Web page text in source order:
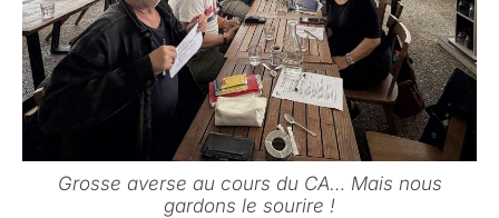
Grosse averse au cours du CA… Mais nous
gardons le sourire !